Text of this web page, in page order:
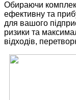
Обираючи
ефективну та
для вашого
ризики та
відходів,